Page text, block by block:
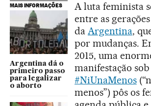
MAIS INFORMAÇÕES
Argentina dá o
primeiro passo
para legalizar
o aborto
A luta feminista
entre as
da Argentina,
por mudanças.
2015, uma
manifestação
#NiUnaMenos
menos”) pôs os